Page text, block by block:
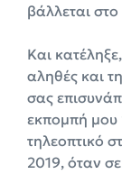
βάλλεται
Και
αληθές και
σας
εκπομπή μου
τηλεοπτικό
2019, όταν